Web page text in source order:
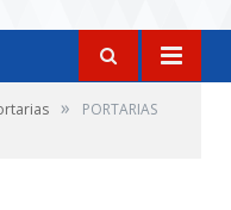
»
PORTARIAS